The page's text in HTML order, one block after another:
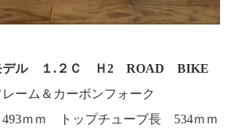
デル １.２Ｃ Ｈ2 ROAD BIKE
ーム＆カーボンフォーク
ｍｍ トップチューブ長 534ｍｍ